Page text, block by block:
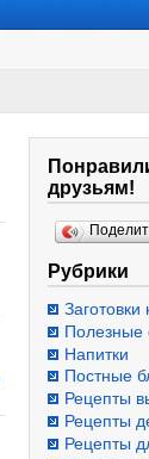
друзьям!
Рубрики
Заготовки
Полезные
Напитки
Постные
Рецепты
Рецепты
Рецепты